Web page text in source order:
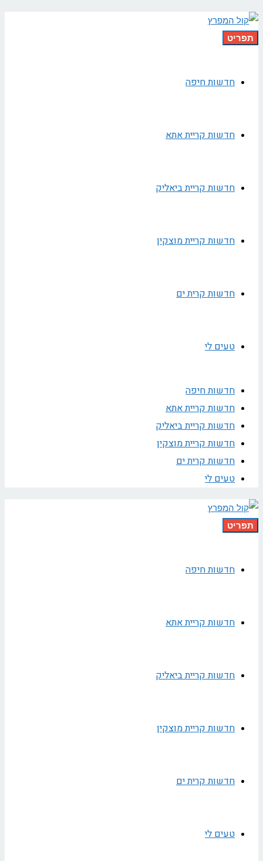
תפריט
חדשות חיפה
חדשות קריית אתא
חדשות קריית ביאליק
חדשות קריית מוצקין
חדשות קרית ים
טעים לי
חדשות חיפה
חדשות קריית אתא
חדשות קריית ביאליק
חדשות קריית מוצקין
חדשות קרית ים
טעים לי
תפריט
חדשות חיפה
חדשות קריית אתא
חדשות קריית ביאליק
חדשות קריית מוצקין
חדשות קרית ים
טעים לי